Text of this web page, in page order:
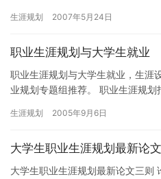
生涯规划 2007年5月24日
职业生涯规划与大学生就业
职业生涯规划与大学生就业，生涯
业规划专题组推荐。 职业生涯规
生涯规划 2005年9月6日
大学生职业生涯规划最新论
大学生职业生涯规划最新论文三则